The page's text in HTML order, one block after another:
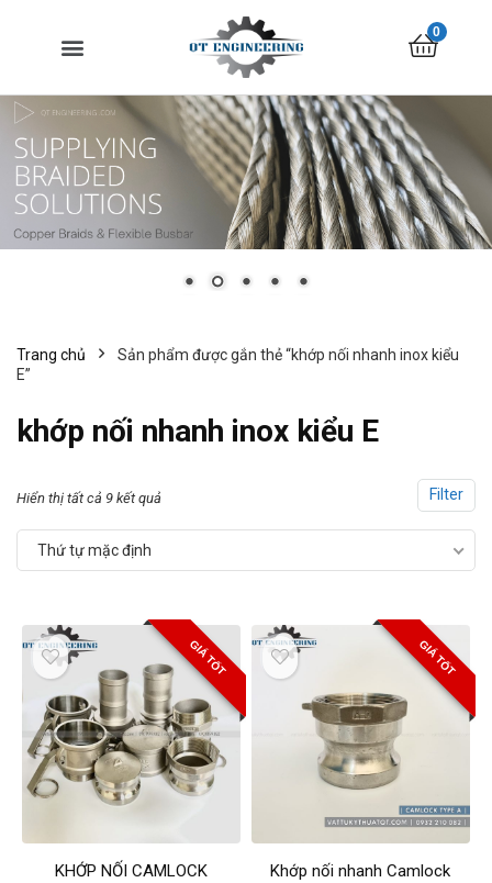
0
Trang chủ
Sản phẩm được gắn thẻ “khớp nối nhanh inox kiểu
E”
khớp nối nhanh inox kiểu E
Filter
Hiển thị tất cả 9 kết quả
Thứ tự mặc định
GIÁ TỐT
KHỚP NỐI CAMLOCK
GIÁ TỐT
Khớp nối nhanh Camlock